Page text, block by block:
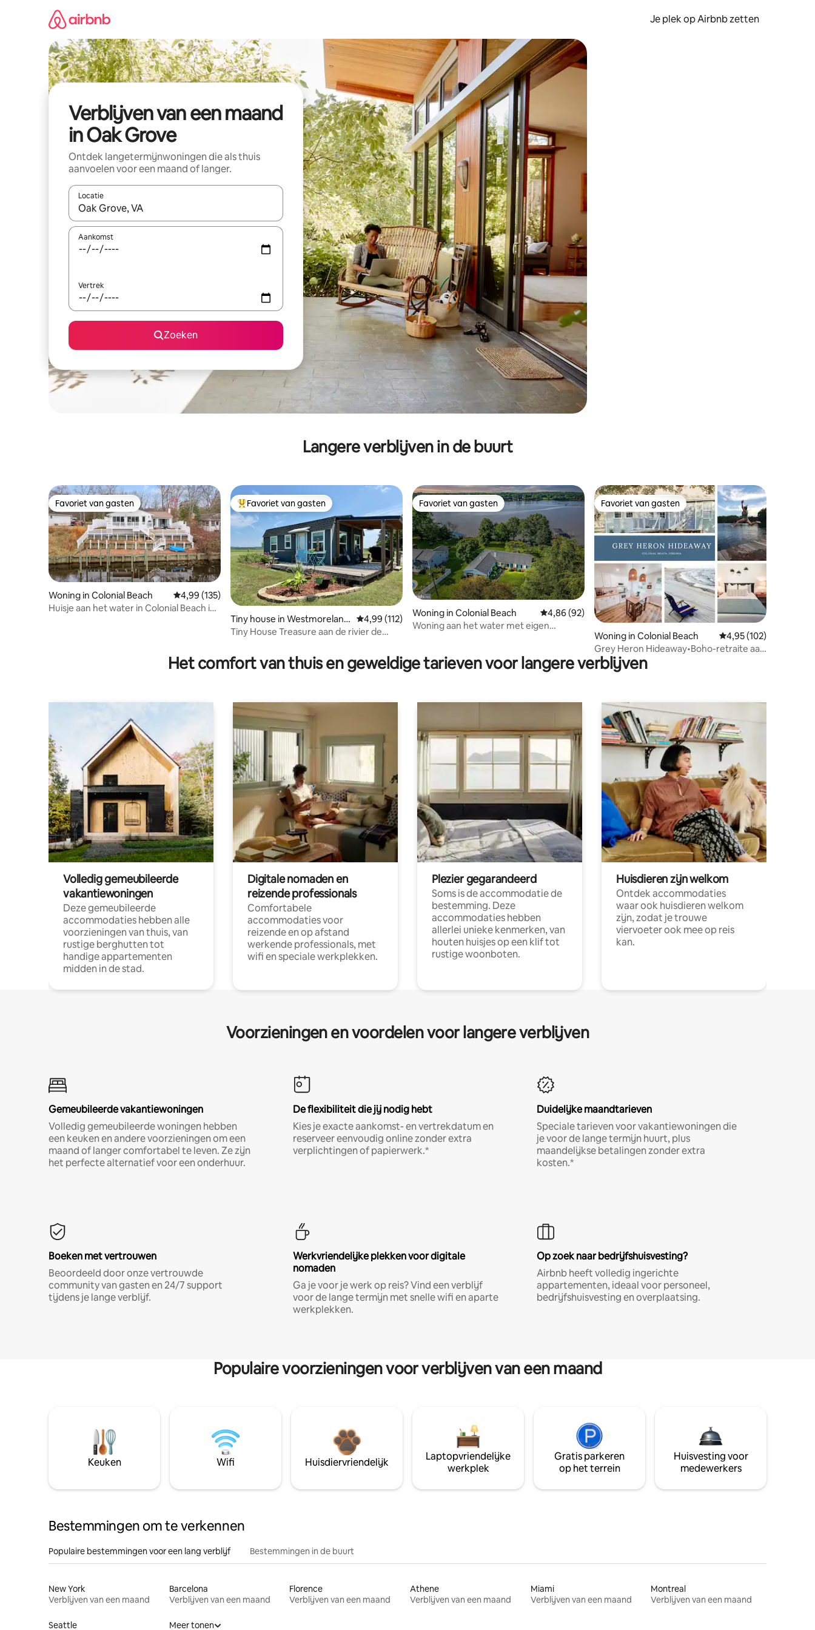
Je plek op Airbnb zetten
Verblijven van een maand
in Oak Grove
Ontdek langetermijnwoningen die als thuis
aanvoelen voor een maand of langer.
Locatie
Wanneer er resultaten beschikbaar zijn, maak je een keuze met je de pijltjestoetsen omhoog en omlaag, óf door te tikken of swipen.
Aankomst
Vertrek
Zoeken
Langere verblijven in de buurt
Favoriet van gasten
Favoriet van gasten
Woning in Colonial Beach Gemiddelde beoordeling van 4,99 op 5, 135 recensies
4,99 (135)
Huisje aan het water in Colonial Beach in
Topfavoriet van gasten
Favoriet van gasten
Tiny house in Westmoreland
County
Gemiddelde beoordeling van 4,99 op 5, 112 recensies
4,99 (112)
Tiny House Treasure aan de rivier de
Favoriet van gasten
Favoriet van gasten
Woning in Colonial Beach Gemiddelde beoordeling van 4,86 op 5, 92 recensies
4,86 (92)
Woning aan het water met eigen
Favoriet van gasten
Favoriet van gasten
Woning in Colonial Beach Gemiddelde
4,95 (102)
Grey Heron Hideaway•Boho-retraite aan
het water•Vuurplaats
Het comfort van thuis en geweldige tarieven voor langere verblijven
Volledig gemeubileerde
vakantiewoningen
Deze gemeubileerde
accommodaties hebben alle
voorzieningen van thuis, van
rustige berghutten tot
handige appartementen
midden in de stad.
Digitale nomaden en
reizende professionals
Comfortabele
accommodaties voor
reizende en op afstand
werkende professionals, met
wifi en speciale werkplekken.
Plezier gegarandeerd
Soms is de accommodatie de
bestemming. Deze
accommodaties hebben
allerlei unieke kenmerken, van
houten huisjes op een klif tot
rustige woonboten.
Huisdieren zijn welkom
Ontdek accommodaties
waar ook huisdieren welkom
zijn, zodat je trouwe
viervoeter ook mee op reis
kan.
Voorzieningen en voordelen voor langere verblijven
Gemeubileerde vakantiewoningen
Volledig gemeubileerde woningen hebben
een keuken en andere voorzieningen om een
maand of langer comfortabel te leven. Ze zijn
het perfecte alternatief voor een onderhuur.
De flexibiliteit die jij nodig hebt
Kies je exacte aankomst- en vertrekdatum en
reserveer eenvoudig online zonder extra
verplichtingen of papierwerk.*
Duidelijke maandtarieven
Speciale tarieven voor vakantiewoningen die
je voor de lange termijn huurt, plus
maandelijkse betalingen zonder extra
kosten.*
Boeken met vertrouwen
Beoordeeld door onze vertrouwde
community van gasten en 24/7 support
tijdens je lange verblijf.
Werkvriendelijke plekken voor digitale
nomaden
Ga je voor je werk op reis? Vind een verblijf
voor de lange termijn met snelle wifi en aparte
werkplekken.
Op zoek naar bedrijfshuisvesting?
Airbnb heeft volledig ingerichte
appartementen, ideaal voor personeel,
bedrijfshuisvesting en overplaatsing.
Populaire voorzieningen voor verblijven van een maand
Keuken Wifi Huisdiervriendelijk
Laptopvriendelijke
werkplek
Gratis parkeren
op het terrein
Huisvesting voor
medewerkers
Bestemmingen om te verkennen
Populaire bestemmingen voor een lang verblijf Bestemmingen in de buurt
New York
Verblijven van een maand
Barcelona
Verblijven van een maand
Florence
Verblijven van een maand
Athene
Verblijven van een maand
Miami
Verblijven van een maand
Montreal
Verblijven van een maand
Seattle Meer tonen